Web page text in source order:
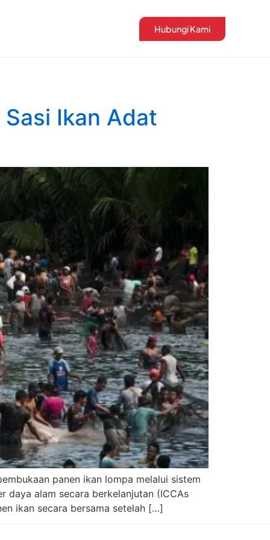
Hubungi Kami
Ikan Adat
panen ikan lompa melalui sistem
daya alam secara berkelanjutan (ICCAs
ikan secara bersama setelah […]